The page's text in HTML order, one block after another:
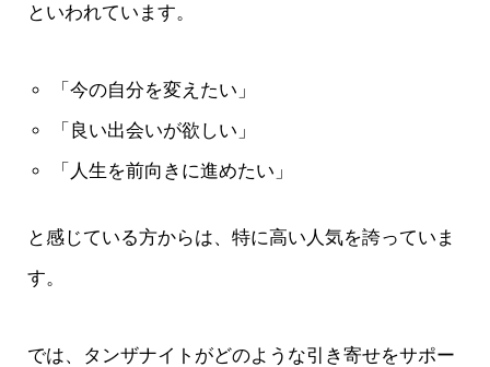
といわれています。
「今の自分を変えたい」
「良い出会いが欲しい」
「人生を前向きに進めたい」
と感じている方からは、特に高い人気を誇っていま
す。
では、タンザナイトがどのような引き寄せをサポー